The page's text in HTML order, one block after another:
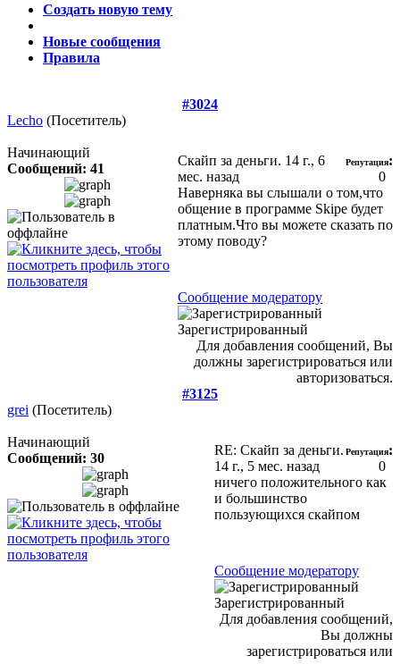
Создать новую тему
Новые сообщения
Правила
#3024
Lecho (Посетитель)
Начинающий
Сообщений: 41
Скайп за деньги. 14 г., 6
мес. назад
Репутация:
0
Наверняка вы слышали о том,что
общение в программе Skipe будет
платным.Что вы можете сказать по
этому поводу?
Сообщение модератору
Зарегистрированный
Для добавления сообщений, Вы
должны зарегистрироваться или
авторизоваться.
#3125
grei (Посетитель)
Начинающий
Сообщений: 30
RE: Скайп за деньги.
14 г., 5 мес. назад
Репутация:
0
ничего положительного как
и большинство
пользующихся скайпом
Сообщение модератору
Зарегистрированный
Для добавления сообщений,
Вы должны
зарегистрироваться или